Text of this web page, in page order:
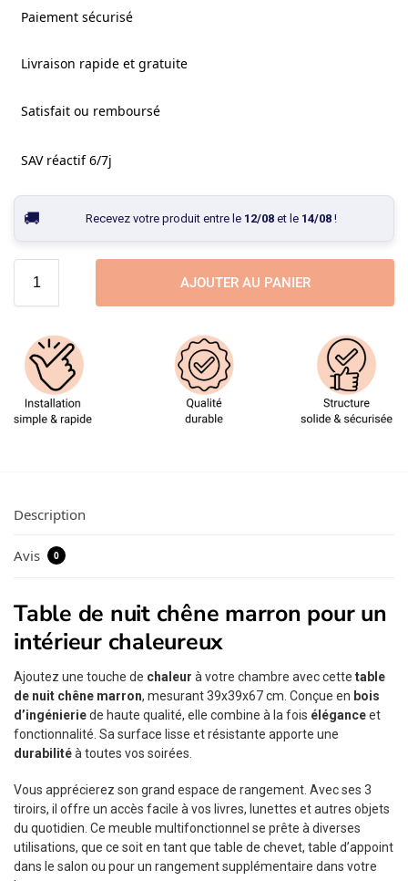
Paiement sécurisé
Livraison rapide et gratuite
Satisfait ou remboursé
SAV réactif 6/7j
Recevez votre produit entre le 12/08et le 14/08!
AJOUTER AU PANIER
Description
Avis 0
Table de nuit chêne marron pour un
intérieur chaleureux
Ajoutez une touche de chaleur à votre chambre avec cette table
de nuit chêne marron, mesurant 39x39x67 cm. Conçue en bois
d’ingénieriede haute qualité, elle combine à la fois éléganceet
fonctionnalité. Sa surface lisse et résistante apporte une
durabilitéà toutes vos soirées.
Vous apprécierez son grand espace de rangement. Avec ses 3
tiroirs, il offre un accès facile à vos livres, lunettes et autres objets
du quotidien. Ce meuble multifonctionnel se prête à diverses
utilisations, que ce soit en tant que table de chevet, table d’appoint
dans le salon ou pour un rangement supplémentaire dans votre